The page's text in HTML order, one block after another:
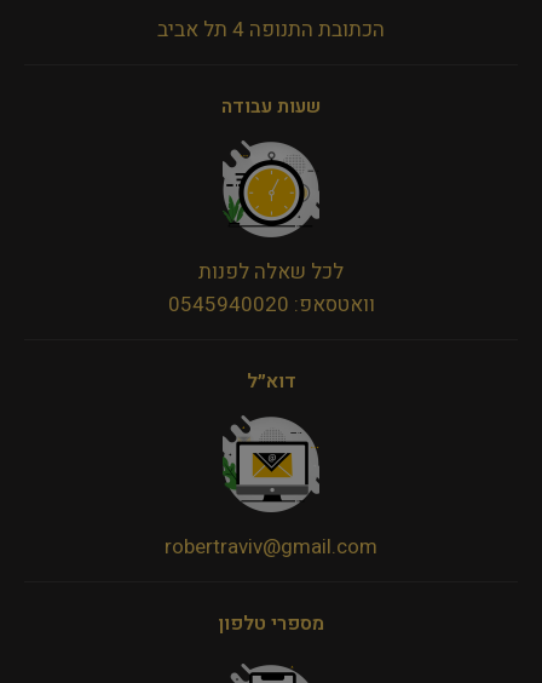
הכתובת התנופה 4 תל אביב
שעות עבודה
לכל שאלה לפנות
וואטסאפ: 0545940020
דוא״ל
robertraviv@gmail.com
מספרי טלפון